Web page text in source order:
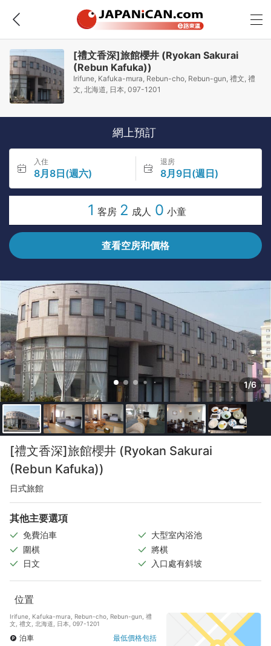
[禮文香深]旅館櫻井 (Ryokan Sakurai
(Rebun Kafuka))
Irifune, Kafuka-mura, Rebun-cho, Rebun-gun, 禮文, 禮
文, 北海道, 日本, 097-1201
網上預訂
入住
8月8日(週六)
退房
8月9日(週日)
1 客房 2 成人 0 小童
查看空房和價格
1/6
[禮文香深]旅館櫻井 (Ryokan Sakurai
(Rebun Kafuka))
日式旅館
其他主要選項
免費泊車
大型室內浴池
圍棋
將棋
日文
入口處有斜坡
位置
Irifune, Kafuka-mura, Rebun-cho, Rebun-gun, 禮
文, 禮文, 北海道, 日本, 097-1201
泊車
最低價格包括